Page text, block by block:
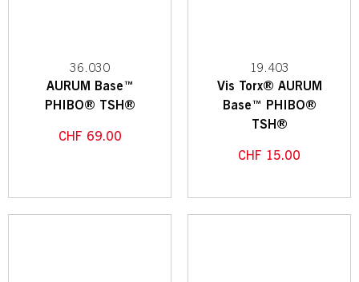
36.030
AURUM Base™
PHIBO® TSH®
CHF 69.00
19.403
Vis Torx® AURUM
Base™ PHIBO®
TSH®
CHF 15.00